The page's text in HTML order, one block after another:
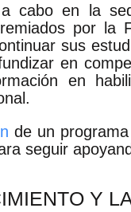
cabo en la
por la
sus
en
en
de un
seguir
Y